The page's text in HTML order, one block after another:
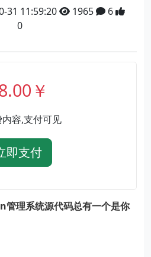
31 11:59:20 1965
6
0
￥
容,支付可见
即支付
理系统源代码总有一个是你